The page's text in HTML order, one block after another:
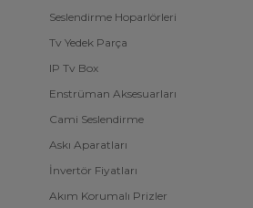
Seslendirme Hoparlörleri
Tv Yedek Parça
IP Tv Box
Enstrüman Aksesuarları
Cami Seslendirme
Askı Aparatları
İnvertör Fiyatları
Akım Korumalı Prizler